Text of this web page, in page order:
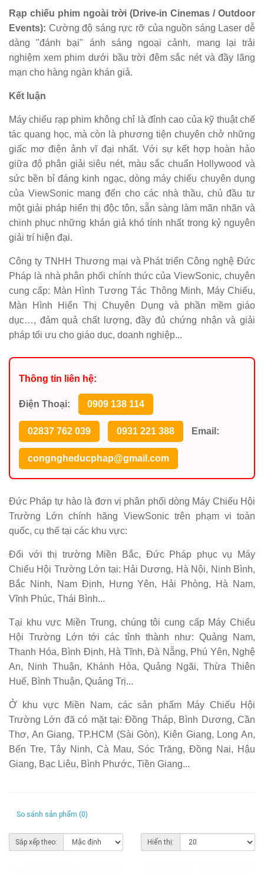
Rạp chiếu phim ngoài trời (Drive-in Cinemas / Outdoor
Events): Cường độ sáng rực rỡ của nguồn sáng Laser dễ
dàng "đánh bại" ánh sáng ngoại cảnh, mang lại trải
nghiệm xem phim dưới bầu trời đêm sắc nét và đầy lãng
mạn cho hàng ngàn khán giả.
Kết luận
Máy chiếu rạp phim không chỉ là đỉnh cao của kỹ thuật chế
tác quang học, mà còn là phương tiện chuyên chở những
giấc mơ điện ảnh vĩ đại nhất. Với sự kết hợp hoàn hảo
giữa độ phân giải siêu nét, màu sắc chuẩn Hollywood và
sức bền bỉ đáng kinh ngạc, dòng máy chiếu chuyên dụng
của ViewSonic mang đến cho các nhà thầu, chủ đầu tư
một giải pháp hiển thị độc tôn, sẵn sàng làm mãn nhãn và
chinh phục những khán giả khó tính nhất trong kỷ nguyên
giải trí hiện đại.
Công ty TNHH Thương mại và Phát triển Công nghệ Đức
Pháp là nhà phân phối chính thức của ViewSonic, chuyên
cung cấp: Màn Hình Tương Tác Thông Minh, Máy Chiếu,
Màn Hình Hiển Thị Chuyên Dụng và phần mềm giáo
dục…, đảm quả chất lượng, đầy đủ chứng nhận và giải
pháp tối ưu cho giáo dục, doanh nghiệp...
Thông tin liên hệ:
Điện Thoại: 0909 138 114
02837 762 039 0931 221 388 Email:
congngheducphap@gmail.com
Đức Pháp tự hào là đơn vị phân phối dòng Máy Chiếu Hội
Trường Lớn chính hãng ViewSonic trên phạm vi toàn
quốc, cụ thể tại các khu vực:
Đối với thị trường Miền Bắc, Đức Pháp phục vụ Máy
Chiếu Hội Trường Lớn tại: Hải Dương, Hà Nội, Ninh Bình,
Bắc Ninh, Nam Định, Hưng Yên, Hải Phòng, Hà Nam,
Vĩnh Phúc, Thái Bình...
Tại khu vực Miền Trung, chúng tôi cung cấp Máy Chiếu
Hội Trường Lớn tới các tỉnh thành như: Quảng Nam,
Thanh Hóa, Bình Định, Hà Tĩnh, Đà Nẵng, Phú Yên, Nghệ
An, Ninh Thuận, Khánh Hòa, Quảng Ngãi, Thừa Thiên
Huế, Bình Thuận, Quảng Trị...
Ở khu vực Miền Nam, các sản phẩm Máy Chiếu Hội
Trường Lớn đã có mặt tại: Đồng Tháp, Bình Dương, Cần
Thơ, An Giang, TP.HCM (Sài Gòn), Kiên Giang, Long An,
Bến Tre, Tây Ninh, Cà Mau, Sóc Trăng, Đồng Nai, Hậu
Giang, Bạc Liêu, Bình Phước, Tiền Giang...
So sánh sản phẩm (0)
Sắp xếp theo: Hiển thị: